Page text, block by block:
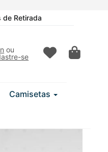
de Retirada
ou
se
Camisetas